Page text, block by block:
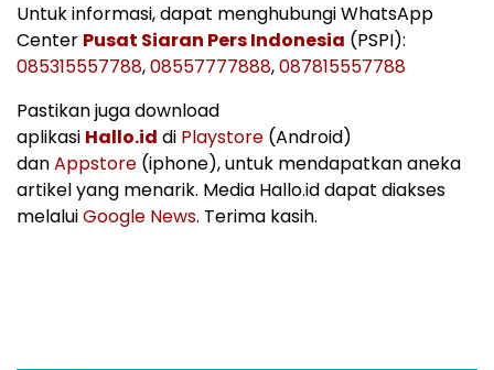
Untuk informasi, dapat menghubungi WhatsApp
Center Pusat Siaran Pers Indonesia (PSPI):
085315557788,08557777888,087815557788
Pastikan juga download
aplikasi Hallo.id di Playstore (Android)
danAppstore (iphone), untuk mendapatkan aneka
artikel yang menarik. Media Hallo.id dapat diakses
melaluiGoogle News. Terima kasih.